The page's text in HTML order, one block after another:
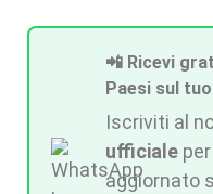
📲 Ricevi
Paesi sul
Iscriviti al
ufficiale
aggiornato